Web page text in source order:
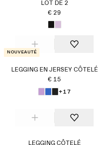
LOT DE 2
€ 29
Nouveauté
LEGGING EN JERSEY CÔTELÉ
€ 15
+17
LEGGING CÔTELÉ